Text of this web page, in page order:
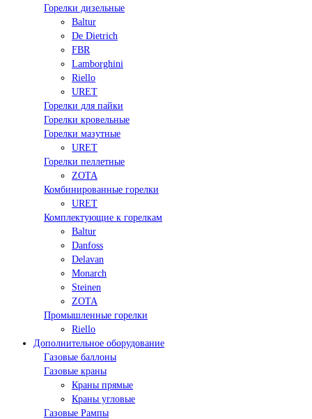
Горелки дизельные
Baltur
De Dietrich
FBR
Lamborghini
Riello
URET
Горелки для пайки
Горелки кровельные
Горелки мазутные
URET
Горелки пеллетные
ZOTA
Комбинированные горелки
URET
Комплектующие к горелкам
Baltur
Danfoss
Delavan
Monarch
Steinen
ZOTA
Промышленные горелки
Riello
Дополнительное оборудование
Газовые баллоны
Газовые краны
Краны прямые
Краны угловые
Газовые Рампы